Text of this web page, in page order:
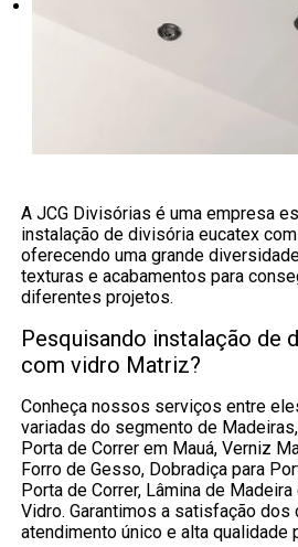
A JCG Divisórias é uma empresa
instalação de divisória eucatex
oferecendo uma grande
texturas e acabamentos para
diferentes projetos.
Pesquisando instalação de
com vidro Matriz?
Conheça nossos serviços entre
variadas do segmento de
Porta de Correr em Mauá, Verniz
Forro de Gesso, Dobradiça para
Porta de Correr, Lâmina de
Vidro. Garantimos a satisfação
atendimento único e alta qualidade